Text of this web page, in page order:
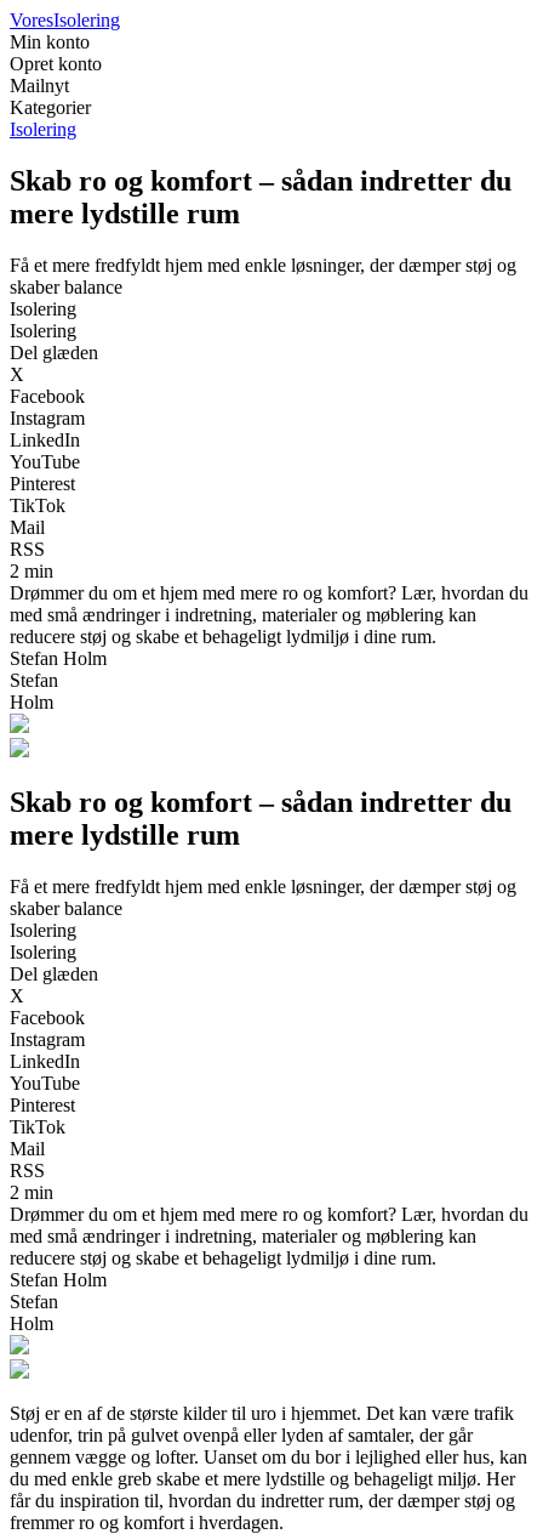
VoresIsolering
Min konto
Opret konto
Mailnyt
Kategorier
Isolering
Skab ro og komfort – sådan indretter du
mere lydstille rum
Få et mere fredfyldt hjem med enkle løsninger, der dæmper støj og
skaber balance
Isolering
Isolering
Del glæden
X
Facebook
Instagram
LinkedIn
YouTube
Pinterest
TikTok
Mail
RSS
2 min
Drømmer du om et hjem med mere ro og komfort? Lær, hvordan du
med små ændringer i indretning, materialer og møblering kan
reducere støj og skabe et behageligt lydmiljø i dine rum.
Stefan Holm
Stefan
Holm
Skab ro og komfort – sådan indretter du
mere lydstille rum
Få et mere fredfyldt hjem med enkle løsninger, der dæmper støj og
skaber balance
Isolering
Isolering
Del glæden
X
Facebook
Instagram
LinkedIn
YouTube
Pinterest
TikTok
Mail
RSS
2 min
Drømmer du om et hjem med mere ro og komfort? Lær, hvordan du
med små ændringer i indretning, materialer og møblering kan
reducere støj og skabe et behageligt lydmiljø i dine rum.
Stefan Holm
Stefan
Holm
Støj er en af de største kilder til uro i hjemmet. Det kan være trafik
udenfor, trin på gulvet ovenpå eller lyden af samtaler, der går
gennem vægge og lofter. Uanset om du bor i lejlighed eller hus, kan
du med enkle greb skabe et mere lydstille og behageligt miljø. Her
får du inspiration til, hvordan du indretter rum, der dæmper støj og
fremmer ro og komfort i hverdagen.